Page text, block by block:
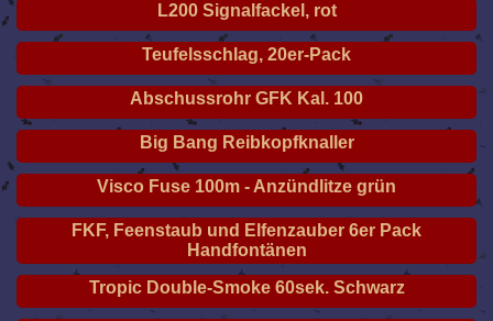
L200 Signalfackel, rot
Teufelsschlag, 20er-Pack
Abschussrohr GFK Kal. 100
Big Bang Reibkopfknaller
Visco Fuse 100m - Anzündlitze grün
FKF, Feenstaub und Elfenzauber 6er Pack
Handfontänen
Tropic Double-Smoke 60sek. Schwarz